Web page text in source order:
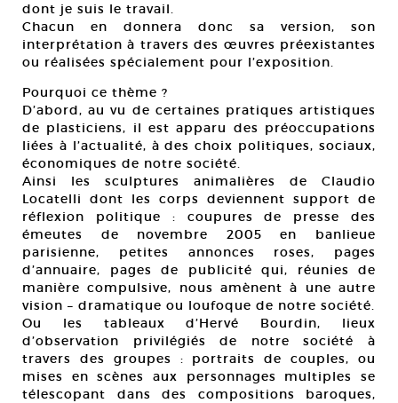
dont je suis le travail.
Chacun en donnera donc sa version, son
interprétation à travers des œuvres préexistantes
ou réalisées spécialement pour l’exposition.
Pourquoi ce thème ?
D’abord, au vu de certaines pratiques artistiques
de plasticiens, il est apparu des préoccupations
liées à l’actualité, à des choix politiques, sociaux,
économiques de notre société.
Ainsi les sculptures animalières de Claudio
Locatelli dont les corps deviennent support de
réflexion politique : coupures de presse des
émeutes de novembre 2005 en banlieue
parisienne, petites annonces roses, pages
d’annuaire, pages de publicité qui, réunies de
manière compulsive, nous amènent à une autre
vision – dramatique ou loufoque de notre société.
Ou les tableaux d’Hervé Bourdin, lieux
d’observation privilégiés de notre société à
travers des groupes : portraits de couples, ou
mises en scènes aux personnages multiples se
télescopant dans des compositions baroques,